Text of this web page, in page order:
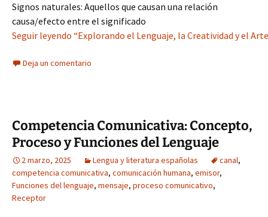
Signos naturales: Aquellos que causan una relación
causa/efecto entre el significado
Seguir leyendo “Explorando el Lenguaje, la Creatividad y el
Deja un comentario
Competencia Comunicativa: Concepto,
Proceso y Funciones del Lenguaje
2 marzo, 2025 Lengua y literatura españolas canal,
competencia comunicativa, comunicación humana, emisor,
Funciones del lenguaje, mensaje, proceso comunicativo,
Receptor